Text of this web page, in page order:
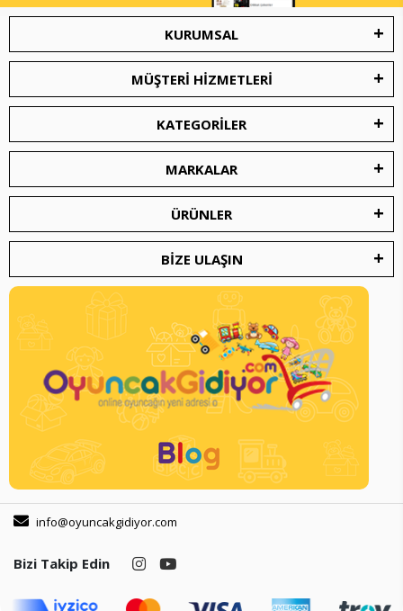
KURUMSAL
MÜŞTERİ HİZMETLERİ
KATEGORİLER
MARKALAR
ÜRÜNLER
BİZE ULAŞIN
info@oyuncakgidiyor.com
Bizi Takip Edin